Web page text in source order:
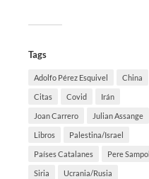
Tags
Adolfo Pérez Esquivel China
Citas Covid Irán
Joan Carrero Julian Assange
Libros Palestina/Israel
Países Catalanes Pere Sampol
Siria Ucrania/Rusia